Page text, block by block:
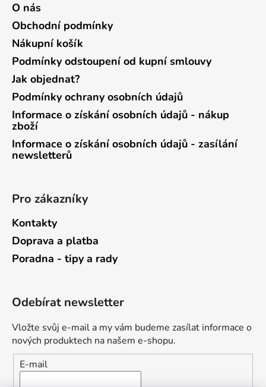
O nás
Obchodní podmínky
Nákupní košík
Podmínky odstoupení od kupní smlouvy
Jak objednat?
Podmínky ochrany osobních údajů
Informace o získání osobních údajů - nákup
zboží
Informace o získání osobních údajů - zasílání
newsletterů
Pro zákazníky
Kontakty
Doprava a platba
Poradna - tipy a rady
Odebírat newsletter
Vložte svůj e-mail a my vám budeme zasílat informace o
nových produktech na našem e-shopu.
E-mail